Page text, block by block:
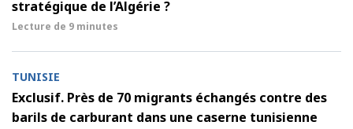
stratégique de l’Algérie ?
Lecture de 9 minutes
TUNISIE
Exclusif. Près de 70 migrants échangés contre des
barils de carburant dans une caserne tunisienne